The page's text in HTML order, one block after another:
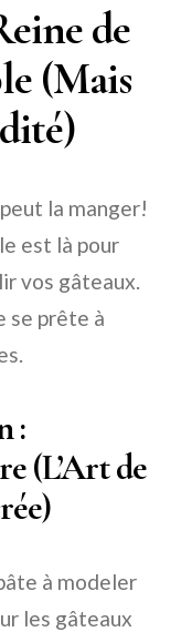
de
(Mais
la manger!
est là pour
vos gâteaux.
se prête à
:
(L’Art de
à modeler
les gâteaux